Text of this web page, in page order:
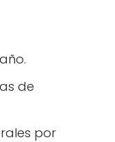
de
por